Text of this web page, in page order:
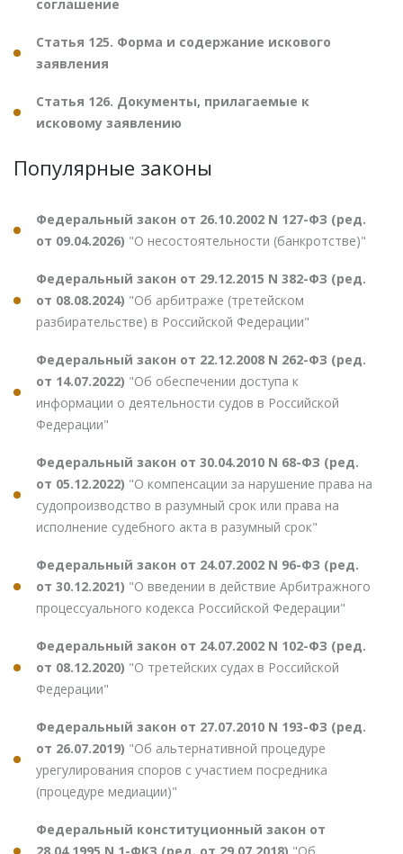
соглашение
Статья 125. Форма и содержание искового
заявления
Статья 126. Документы, прилагаемые к
исковому заявлению
Популярные законы
Федеральный закон от 26.10.2002 N 127-ФЗ (ред.
от 09.04.2026) "О несостоятельности (банкротстве)"
Федеральный закон от 29.12.2015 N 382-ФЗ (ред.
от 08.08.2024) "Об арбитраже (третейском
разбирательстве) в Российской Федерации"
Федеральный закон от 22.12.2008 N 262-ФЗ (ред.
от 14.07.2022) "Об обеспечении доступа к
информации о деятельности судов в Российской
Федерации"
Федеральный закон от 30.04.2010 N 68-ФЗ (ред.
от 05.12.2022) "О компенсации за нарушение права на
судопроизводство в разумный срок или права на
исполнение судебного акта в разумный срок"
Федеральный закон от 24.07.2002 N 96-ФЗ (ред.
от 30.12.2021) "О введении в действие Арбитражного
процессуального кодекса Российской Федерации"
Федеральный закон от 24.07.2002 N 102-ФЗ (ред.
от 08.12.2020) "О третейских судах в Российской
Федерации"
Федеральный закон от 27.07.2010 N 193-ФЗ (ред.
от 26.07.2019) "Об альтернативной процедуре
урегулирования споров с участием посредника
(процедуре медиации)"
Федеральный конституционный закон от